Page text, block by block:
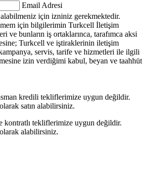
Email Adresi
için izniniz gerekmektedir.
için bilgilerimin Turkcell İletişim
ve bunların iş ortaklarınca, tarafımca aksi
Turkcell ve iştiraklerinin iletişim
servis, tarife ve hizmetleri ile ilgili
izin verdiğimi kabul, beyan ve taahhüt
kredili tekliflerimize uygun değildir.
satın alabilirsiniz.
kontratlı tekliflerimize uygun değildir.
alabilirsiniz.